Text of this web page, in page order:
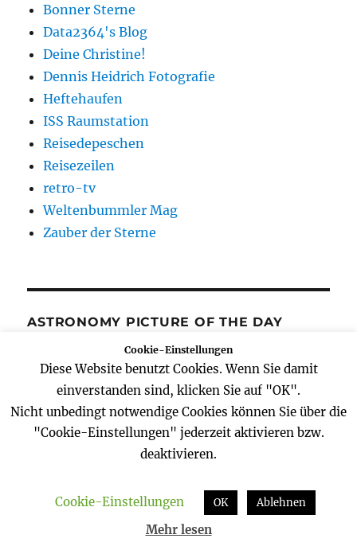
Bonner Sterne
Data2364's Blog
Deine Christine!
Dennis Heidrich Fotografie
Heftehaufen
ISS Raumstation
Reisedepeschen
Reisezeilen
retro-tv
Weltenbummler Mag
Zauber der Sterne
ASTRONOMY PICTURE OF THE DAY
SCHLAGWÖRTER
Astronaut
blog BlueDot
Cookie-Einstellungen
Diese Website benutzt Cookies. Wenn Sie damit
einverstanden sind, klicken Sie auf "OK".
Nicht unbedingt notwendige Cookies können Sie über die
"Cookie-Einstellungen" jederzeit aktivieren bzw.
deaktivieren.
Cookie-Einstellungen OK Ablehnen
Mehr lesen